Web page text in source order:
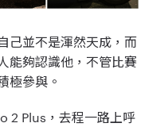
己並不是渾然天成，而
能夠認識他，不管比賽
極參與。
2 Plus，去程一路上呼